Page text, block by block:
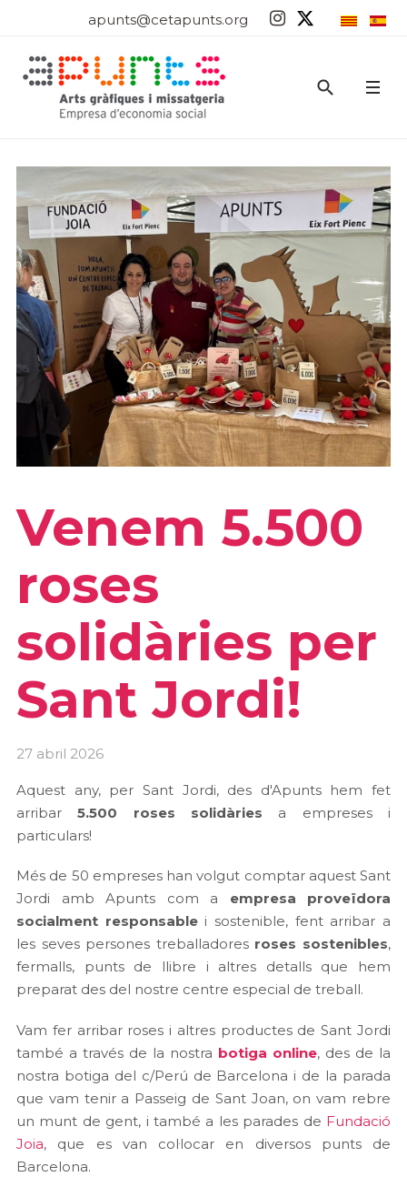
apunts@cetapunts.org
Venem 5.500
roses
solidàries per
Sant Jordi!
27 abril 2026
Aquest any, per Sant Jordi, des d'Apunts hem fet
arribar5.500 roses solidàries a empreses i
particulars!
Més de 50 empreses han volgut comptar aquest Sant
Jordi amb Apunts com a empresa proveïdora
socialment responsablei sostenible, fent arribar a
les seves persones treballadores roses sostenibles,
fermalls, punts de llibre i altres detalls que hem
preparat des del nostre centre especial de treball.
Vam fer arribar roses i altres productes de Sant Jordi
també a través de la nostra botiga online, des de la
nostra botiga del c/Perú de Barcelona i de la parada
que vam tenir a Passeig de Sant Joan, on vam rebre
un munt de gent, i també a les parades de Fundació
Joia, que es van col·locar en diversos punts de
Barcelona.